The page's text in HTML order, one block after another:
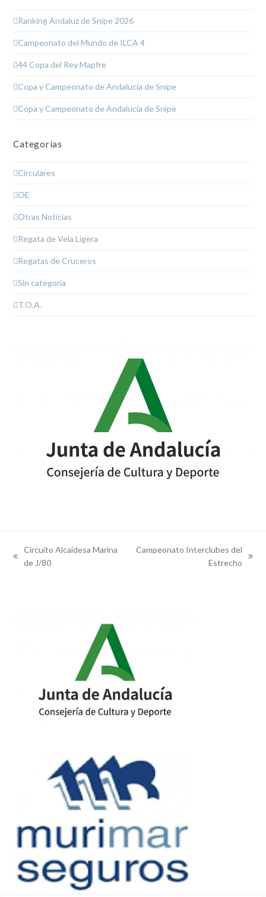
Ranking Andaluz de Snipe 2026
Campeonato del Mundo de ILCA 4
44 Copa del Rey Mapfre
Copa y Campeonato de Andalucía de Snipe
Copa y Campeonato de Andalucía de Snipe
Categorías
Circulares
OE
Otras Noticias
Regata de Vela Ligera
Regatas de Cruceros
Sin categoría
T.O.A.
previous
Circuito Alcaidesa Marina
de J/80
Campeonato Interclubes del
Estrecho